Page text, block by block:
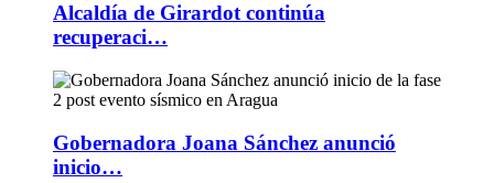
Alcaldía de Girardot continúa
recuperaci…
Gobernadora Joana Sánchez anunció
inicio…